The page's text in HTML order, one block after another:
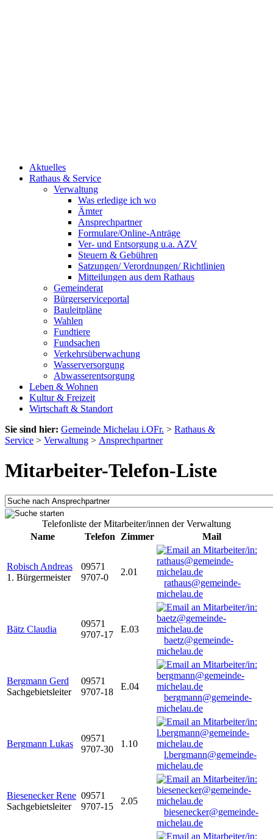
Aktuelles
Rathaus & Service
Verwaltung
Was erledige ich wo
Ämter
Ansprechpartner
Formulare/Online-Anträge
Ver- und Entsorgung u.a. AZV
Steuern & Gebühren
Satzungen/ Verordnungen/ Richtlinien
Mitteilungen aus dem Rathaus
Gemeinderat
Bürgerserviceportal
Bauleitpläne
Wahlen
Fundtiere
Fundsachen
Verkehrsüberwachung
Wasserversorgung
Abwasserentsorgung
Leben & Wohnen
Kultur & Freizeit
Wirtschaft & Standort
Sie sind hier: Gemeinde Michelau i.OFr. > Rathaus &
Service > Verwaltung > Ansprechpartner
Mitarbeiter-Telefon-Liste
Telefonliste der Mitarbeiter/innen der Verwaltung
Name
Telefon Zimmer Mail
Robisch Andreas
1. Bürgermeister
09571
9707-0
2.01
rathaus@gemeinde-
michelau.de
Bätz Claudia
09571
9707-17
E.03
baetz@gemeinde-
michelau.de
Bergmann Gerd
Sachgebietsleiter
09571
9707-18
E.04
bergmann@gemeinde-
michelau.de
Bergmann Lukas
09571
9707-30
1.10
l.bergmann@gemeinde-
michelau.de
Biesenecker Rene
Sachgebietsleiter
09571
9707-15
2.05
biesenecker@gemeinde-
michelau.de